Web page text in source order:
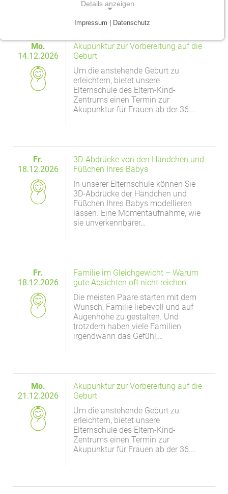
Vereinbarkeit von Beruf und Leben
Mitarbeitervorteile
Kinder- und Jugendmedizin
Neurologie
Psychiatrie und Psychotherapie
Anästhesiologie, operative Intensivmedizin und
Schmerztherapie
Dermatologie und Allergologie
Alle Kliniken, Fachbereiche und Zentren
Traumazentrum
Tumorzentrum
Viszeralonkologisches Zentrum (Darm, Pankreas)
Vorhofflimmerzentrum
Zentrum für Arbeitsmedizin, Arbeitssicherheit und
Zentrum für Lymphome und Leukämien
Alle Kliniken, Fachbereiche und Zentren
Patientenfürsprecher
Physiotherapie
Seelsorge
Soziale Dienste
Alle Kliniken, Fachbereiche und Zentren
Mo.
14.12.2026
Akupunktur zur Vorbereitung auf die
Geburt
Um die anstehende Geburt zu
erleichtern, bietet unsere
Elternschule des Eltern-Kind-
Zentrums einen Termin zur
Akupunktur für Frauen ab der 36.…
Fr.
18.12.2026
3D-Abdrücke von den Händchen und
Füßchen Ihres Babys
In unserer Elternschule können Sie
3D-Abdrücke der Händchen und
Füßchen Ihres Babys modellieren
lassen. Eine Momentaufnahme, wie
sie unverkennbarer…
Fr.
18.12.2026
Familie im Gleichgewicht – Warum
gute Absichten oft nicht reichen.
Die meisten Paare starten mit dem
Wunsch, Familie liebevoll und auf
Augenhöhe zu gestalten. Und
trotzdem haben viele Familien
irgendwann das Gefühl,…
Mo.
21.12.2026
Akupunktur zur Vorbereitung auf die
Geburt
Um die anstehende Geburt zu
erleichtern, bietet unsere
Elternschule des Eltern-Kind-
Zentrums einen Termin zur
Akupunktur für Frauen ab der 36.…
Details anzeigen
Notwendige Cookies ermöglichen grundlegende
Funktionen und sind für die einwandfreie Funktion
der Website erforderlich.
Einverständnis-Cookie
cookie_consent
Zweck:
Dieser Cookie speichert die ausgewählten
Einverständnis-Optionen des Benutzers
Cookie Laufzeit:
1 Jahr
EXTERNE MEDIEN
Plattformen anzeigen zu können, werden von
diesen externen Medien Cookies gesetzt.
YouTube
Impressum | Datenschutz